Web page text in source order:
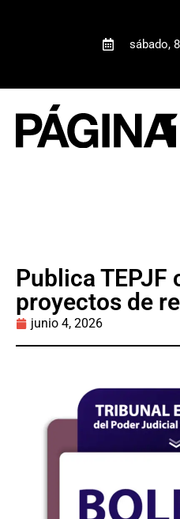
sábado,
Publica TEPJF
proyectos de
junio 4, 2026